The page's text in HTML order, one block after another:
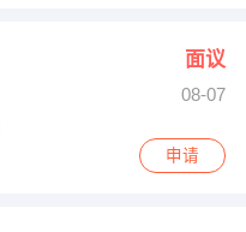
面议
08-07
申请